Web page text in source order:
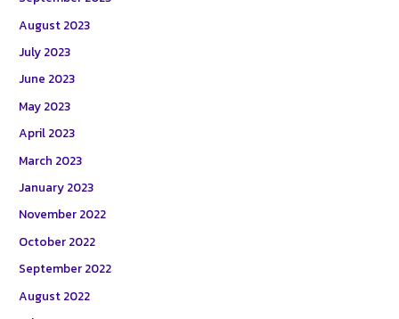
August 2023
July 2023
June 2023
May 2023
April 2023
March 2023
January 2023
November 2022
October 2022
September 2022
August 2022